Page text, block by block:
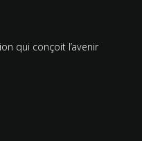
qui conçoit l’avenir